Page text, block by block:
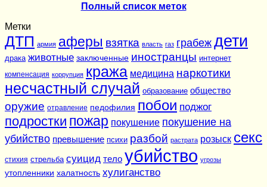
Полный список меток
Метки
ДТП армия аферы взятка власть газ грабеж дети
драка животные заключенные иностранцы интернет
компенсация коррупция кража медицина наркотики
несчастный случай образование общество
оружие отравление педофилия побои поджог
подростки пожар покушение покушение на
убийство превышение психи разбой растрата розыск секс
стихия стрельба суицид тело убийство угрозы
утопленники халатность хулиганство